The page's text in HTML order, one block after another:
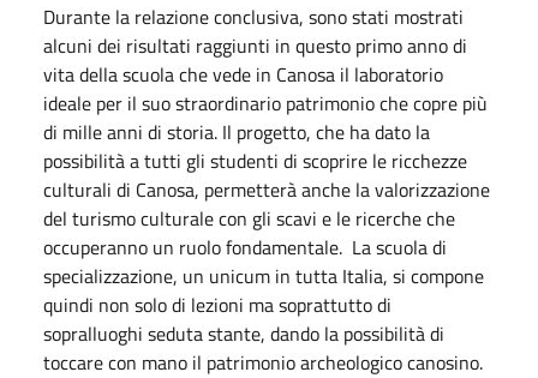
Durante la relazione conclusiva, sono stati mostrati
alcuni dei risultati raggiunti in questo primo anno di
vita della scuola che vede in Canosa il laboratorio
ideale per il suo straordinario patrimonio che copre più
di mille anni di storia. Il progetto, che ha dato la
possibilità a tutti gli studenti di scoprire le ricchezze
culturali di Canosa, permetterà anche la valorizzazione
del turismo culturale con gli scavi e le ricerche che
occuperanno un ruolo fondamentale. La scuola di
specializzazione, un unicum in tutta Italia, si compone
quindi non solo di lezioni ma soprattutto di
sopralluoghi seduta stante, dando la possibilità di
toccare con mano il patrimonio archeologico canosino.